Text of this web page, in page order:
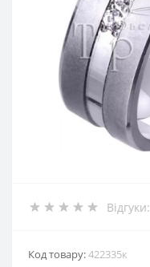
Відгуки:
Код товару:422335к